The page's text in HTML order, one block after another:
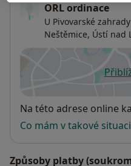
ORL ordinace
U Pivovarské
Neštěmice, Ústí nad
Dostupnost
Na této adrese online
Co mám v takové
Způsoby platby